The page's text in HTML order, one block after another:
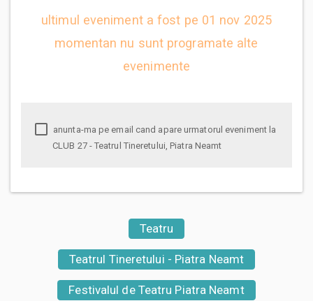
ultimul eveniment a fost pe 01 nov 2025
momentan nu sunt programate alte
evenimente
CLUB 27 - Teatrul Tineretului, Piatra Neamt
Teatru
Teatrul Tineretului - Piatra Neamt
Festivalul de Teatru Piatra Neamt